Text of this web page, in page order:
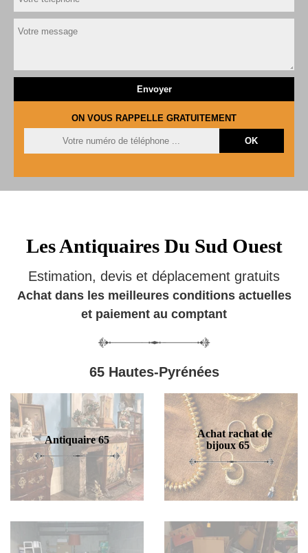
ON VOUS RAPPELLE GRATUITEMENT
Les Antiquaires Du Sud Ouest
Estimation, devis et déplacement gratuits
Achat dans les meilleures conditions actuelles
et paiement au comptant
65 Hautes-Pyrénées
Antiquaire 65
Achat rachat de
bijoux 65